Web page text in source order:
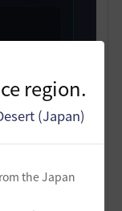
region.
(Japan)
the Japan